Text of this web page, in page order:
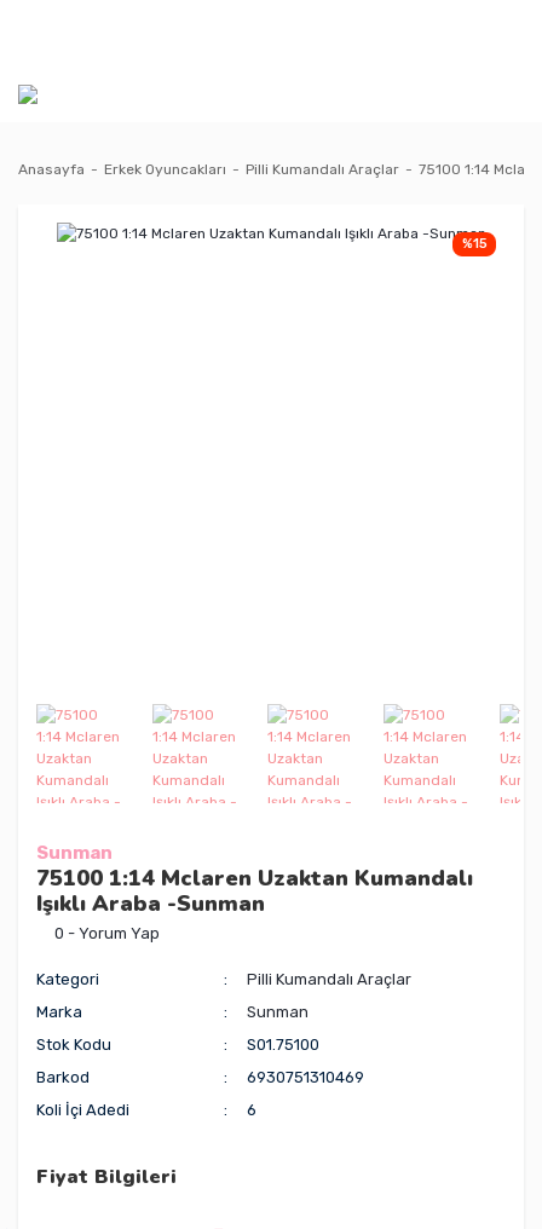
Anasayfa Erkek Oyuncakları Pilli Kumandalı Araçlar 75100 1:14
%15
Sunman
75100 1:14 Mclaren Uzaktan Kumandalı
Işıklı Araba -Sunman
0 - Yorum Yap
Kategori
Pilli Kumandalı Araçlar
Marka
Sunman
Stok Kodu
S01.75100
Barkod
6930751310469
Koli İçi Adedi
6
Fiyat Bilgileri